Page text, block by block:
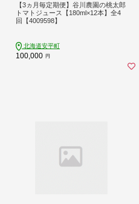
【3ヵ月毎定期便】谷川農園の桃太郎
トマトジュース【180ml×12本】全4
回【4009598】
北海道安平町
100,000 円